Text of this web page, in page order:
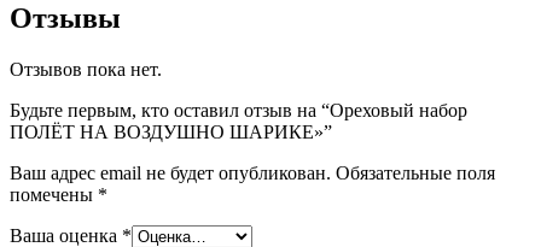
Отзывы
Отзывов пока нет.
Будьте первым, кто оставил отзыв на “Ореховый набор
ПОЛЁТ НА ВОЗДУШНО ШАРИКЕ»”
Ваш адрес email не будет опубликован. Обязательные поля
помечены *
Ваша оценка *